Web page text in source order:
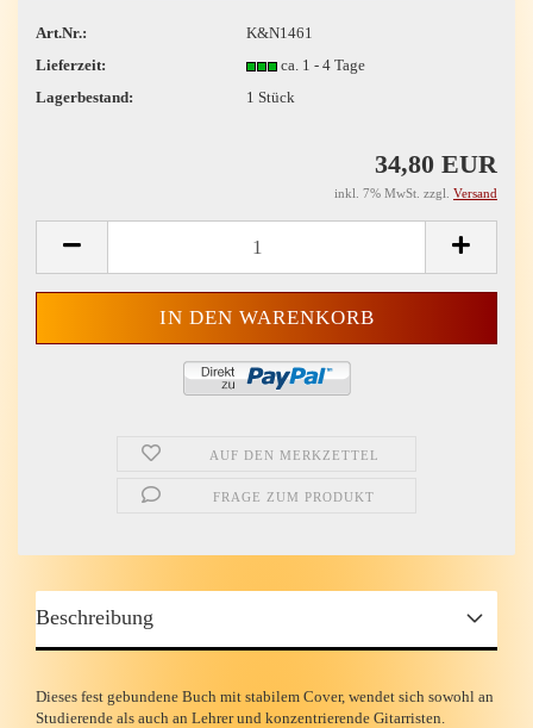
Art.Nr.:
K&N1461
Lieferzeit:
ca. 1 - 4 Tage
Lagerbestand:
1 Stück
34,80 EUR
inkl. 7% MwSt. zzgl. Versand
AUF DEN MERKZETTEL
FRAGE ZUM PRODUKT
Beschreibung
Dieses fest gebundene Buch mit stabilem Cover, wendet sich sowohl an
Studierende als auch an Lehrer und konzentrierende Gitarristen.